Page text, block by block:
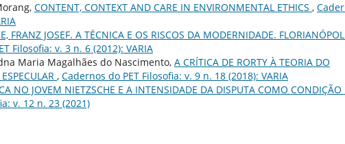
CONTENT, CONTEXT AND CARE IN ENVIRONMENTAL ETHICS ,
FRANZ JOSEF. A TÉCNICA E OS RISCOS DA MODERNIDADE.
Filosofia: v. 3 n. 6 (2012): VARIA
Maria Magalhães do Nascimento, A CRÍTICA DE RORTY À TEORIA DO
, Cadernos do PET Filosofia: v. 9 n. 18 (2018): VARIA
NO JOVEM NIETZSCHE E A INTENSIDADE DA DISPUTA COMO CONDIÇÃO
v. 12 n. 23 (2021)